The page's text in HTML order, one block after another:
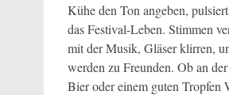
Kühe den Ton angeben,
das Festival-Leben. Stimmen
mit der Musik, Gläser klirren,
werden zu Freunden. Ob an
Bier oder einem guten Tropfen